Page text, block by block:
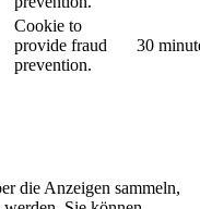
Cookie to
provide fraud
prevention.
30
die Anzeigen sammeln,